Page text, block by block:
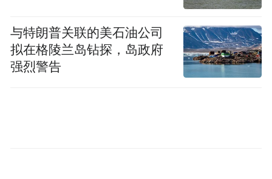
储能、地热、氢能四大系统互联互通、互补
共济，构建起全维度、全天候的零碳能源供
给体系。
与特朗普关联的美石油公司
拟在格陵兰岛钻探，岛政府
强烈警告